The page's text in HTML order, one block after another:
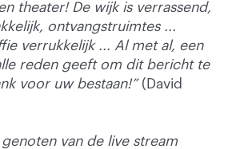
theater! De wijk is verrassend,
ontvangstruimtes ...
verrukkelijk ... Al met al, een
reden geeft om dit bericht te
voor uw bestaan!” (David
genoten van de live stream